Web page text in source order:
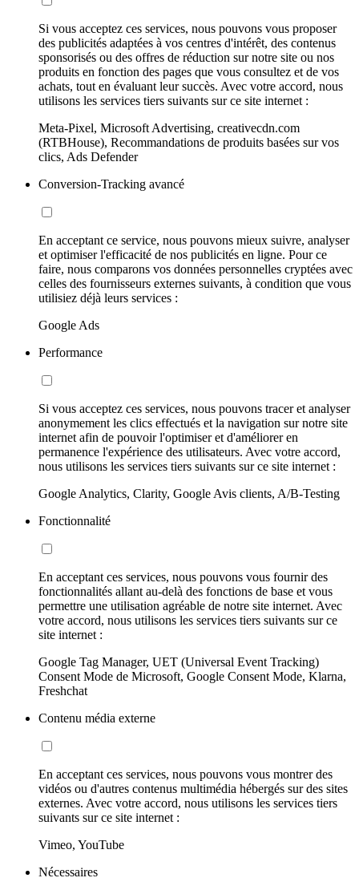
Si vous acceptez ces services, nous pouvons vous proposer
des publicités adaptées à vos centres d'intérêt, des contenus
sponsorisés ou des offres de réduction sur notre site ou nos
produits en fonction des pages que vous consultez et de vos
achats, tout en évaluant leur succès. Avec votre accord, nous
utilisons les services tiers suivants sur ce site internet :
Meta-Pixel, Microsoft Advertising, creativecdn.com
(RTBHouse), Recommandations de produits basées sur vos
clics, Ads Defender
Conversion-Tracking avancé
En acceptant ce service, nous pouvons mieux suivre, analyser
et optimiser l'efficacité de nos publicités en ligne. Pour ce
faire, nous comparons vos données personnelles cryptées avec
celles des fournisseurs externes suivants, à condition que vous
utilisiez déjà leurs services :
Google Ads
Performance
Si vous acceptez ces services, nous pouvons tracer et analyser
anonymement les clics effectués et la navigation sur notre site
internet afin de pouvoir l'optimiser et d'améliorer en
permanence l'expérience des utilisateurs. Avec votre accord,
nous utilisons les services tiers suivants sur ce site internet :
Google Analytics, Clarity, Google Avis clients, A/B-Testing
Fonctionnalité
En acceptant ces services, nous pouvons vous fournir des
fonctionnalités allant au-delà des fonctions de base et vous
permettre une utilisation agréable de notre site internet. Avec
votre accord, nous utilisons les services tiers suivants sur ce
site internet :
Google Tag Manager, UET (Universal Event Tracking)
Consent Mode de Microsoft, Google Consent Mode, Klarna,
Freshchat
Contenu média externe
En acceptant ces services, nous pouvons vous montrer des
vidéos ou d'autres contenus multimédia hébergés sur des sites
externes. Avec votre accord, nous utilisons les services tiers
suivants sur ce site internet :
Vimeo, YouTube
Nécessaires